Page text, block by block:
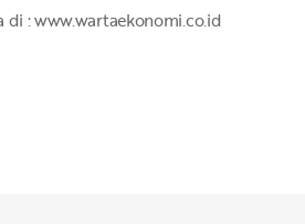
di : www.wartaekonomi.co.id